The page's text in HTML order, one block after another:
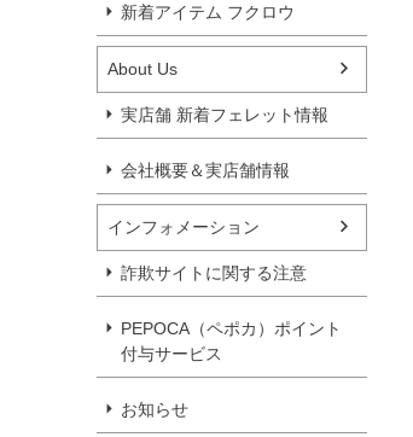
新着アイテム フクロウ
About Us
実店舗 新着フェレット情報
会社概要＆実店舗情報
インフォメーション
詐欺サイトに関する注意
PEPOCA（ペポカ）ポイント
付与サービス
お知らせ